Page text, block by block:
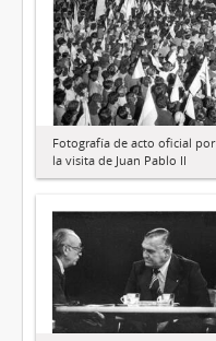
Fotografía de acto oficial por
la visita de Juan Pablo II